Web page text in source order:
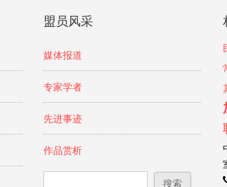
盟员风采
媒体报道
专家学者
先进事迹
作品赏析
搜索表单